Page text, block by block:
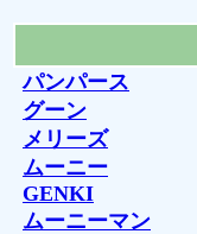
パンパース
グーン
メリーズ
ムーニー
GENKI
ムーニーマン